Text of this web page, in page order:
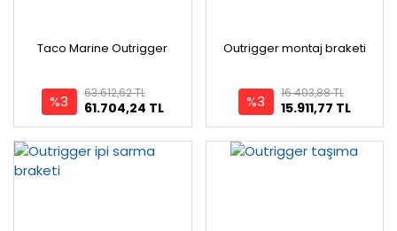
Taco Marine Outrigger
%3 61.704,24 TL
63.612,62 TL
Outrigger montaj braketi
%3 15.911,77 TL
16.403,88 TL